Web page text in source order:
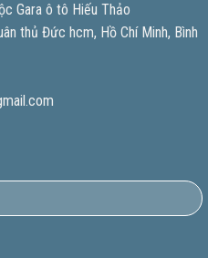
Gara ô tô Hiếu Thảo
thủ Đức hcm, Hồ Chí Minh, Bình